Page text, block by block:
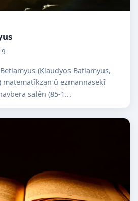
(Klaudyos Batlamyus,
matematîkzan û ezmannasekî
salên (85-1...